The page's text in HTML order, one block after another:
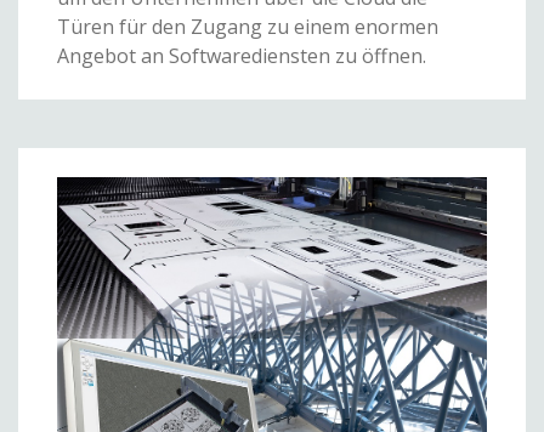
Türen für den Zugang zu einem enormen
Angebot an Softwarediensten zu öffnen.